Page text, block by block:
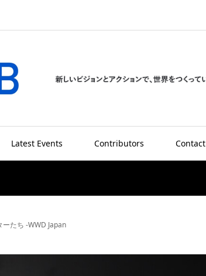
Latest Events Contributors Contact
たち -WWD Japan